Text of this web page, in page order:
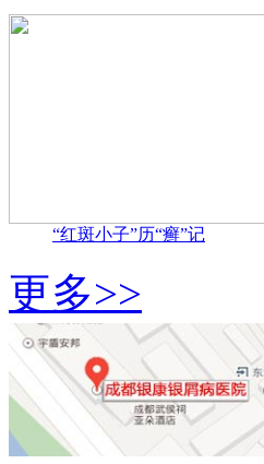
“红斑小子”历“癣”记
更多>>